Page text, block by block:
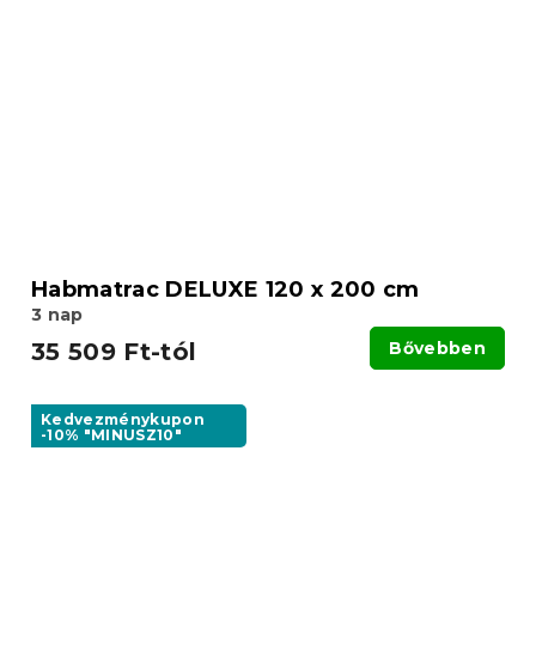
Habmatrac DELUXE 120 x 200 cm
3 nap
35 509 Ft-tól Bővebben
Kedvezménykupon
-10% "MINUSZ10"